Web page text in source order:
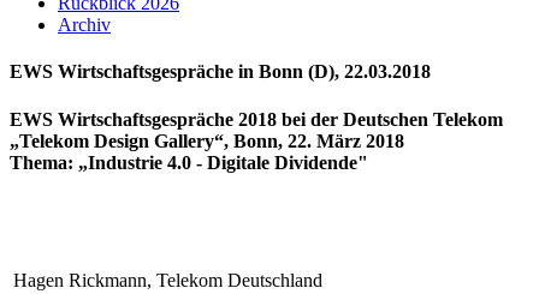
Archiv
EWS Wirtschaftsgespräche in Bonn (D), 22.03.2018
EWS Wirtschaftsgespräche 2018 bei der Deutschen Telekom
„Telekom Design Gallery“, Bonn, 22. März 2018
Thema: „Industrie 4.0 - Digitale Dividende"
Hagen Rickmann, Telekom Deutschland